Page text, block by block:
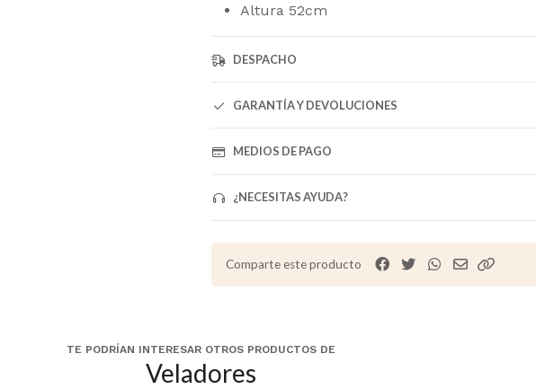
Altura 52cm
DESPACHO
GARANTÍA Y DEVOLUCIONES
MEDIOS DE PAGO
¿NECESITAS AYUDA?
Comparte este producto
TE PODRÍAN INTERESAR OTROS PRODUCTOS DE
Veladores